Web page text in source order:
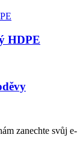
HDPE
zanechte svůj e-